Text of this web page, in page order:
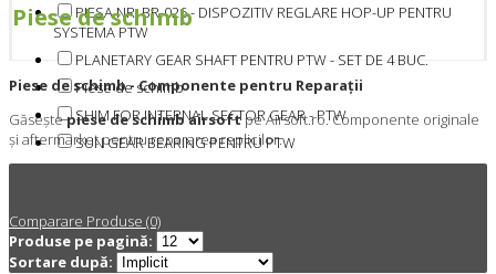
PIESA NR. BR-026 - DISPOZITIV REGLARE HOP-UP PENTRU
SYSTEMA PTW
PLANETARY GEAR SHAFT PENTRU PTW - SET DE 4 BUC.
Piese de schimb
SHIM FOR INTERNAL SECTOR GEAR - PTW
SUN GEAR BEARING PENTRU PTW
Piese de schimb
Piese de schimb - Componente pentru Reparații
Găseștepiese de schimb airsoft pe Airsoft.ro. Componente originale
și aftermarket pentru repararea replicilor.
Comparare Produse (0)
Produse pe pagină:
Sortare după: